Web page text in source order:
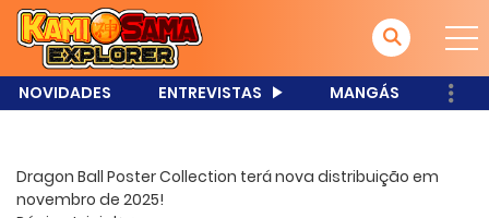
NOVIDADES ENTREVISTAS MANGÁS
Dragon Ball Poster Collection terá nova distribuição em
novembro de 2025!